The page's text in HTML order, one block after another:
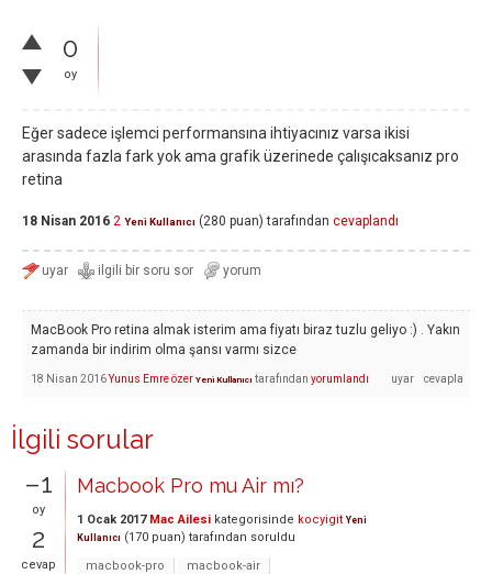
0
oy
Eğer sadece işlemci performansına ihtiyacınız varsa ikisi
arasında fazla fark yok ama grafik üzerinede çalışıcaksanız pro
retina
18 Nisan 2016 2 Yeni Kullanıcı (280 puan) tarafından cevaplandı
MacBook Pro retina almak isterim ama fiyatı biraz tuzlu geliyo :) . Yakın
zamanda bir indirim olma şansı varmı sizce
18 Nisan 2016Yunus Emre özer Yeni Kullanıcı tarafından yorumlandı
İlgili sorular
–1
oy
2
cevap
Macbook Pro mu Air mı?
1 Ocak 2017 Mac Ailesi kategorisinde kocyigit Yeni
Kullanıcı (170 puan) tarafından soruldu
macbook-pro
macbook-air